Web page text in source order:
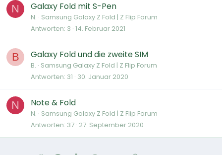
N Galaxy Fold mit S-Pen
N. Samsung Galaxy Z Fold | Z Flip Forum
Antworten 3 14. Februar 2021
B Galaxy Fold und die zweite SIM
B. Samsung Galaxy Z Fold | Z Flip Forum
Antworten 31 30. Januar 2020
N Note & Fold
N. Samsung Galaxy Z Fold | Z Flip Forum
Antworten 37 27. September 2020